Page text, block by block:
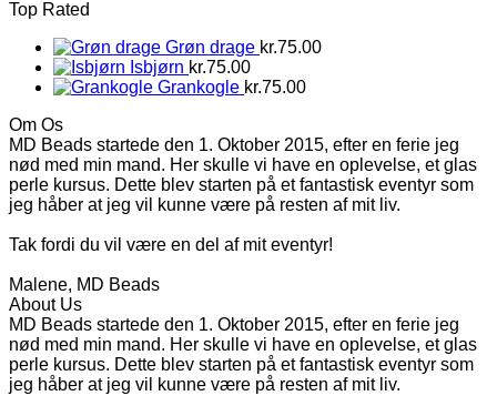
Top Rated
Grøn drage kr.75.00
Isbjørn kr.75.00
Grankogle kr.75.00
Om Os
MD Beads startede den 1. Oktober 2015, efter en ferie jeg
nød med min mand. Her skulle vi have en oplevelse, et glas
perle kursus. Dette blev starten på et fantastisk eventyr som
jeg håber at jeg vil kunne være på resten af mit liv.
Tak fordi du vil være en del af mit eventyr!
Malene, MD Beads
About Us
MD Beads startede den 1. Oktober 2015, efter en ferie jeg
nød med min mand. Her skulle vi have en oplevelse, et glas
perle kursus. Dette blev starten på et fantastisk eventyr som
jeg håber at jeg vil kunne være på resten af mit liv.